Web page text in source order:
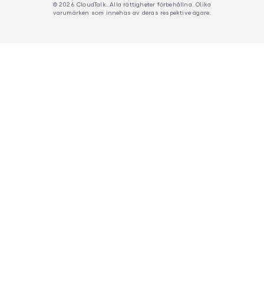
© 2026 CloudTalk. Alla rättigheter förbehållna. Olika
varumärken som innehas av deras respektive ägare.